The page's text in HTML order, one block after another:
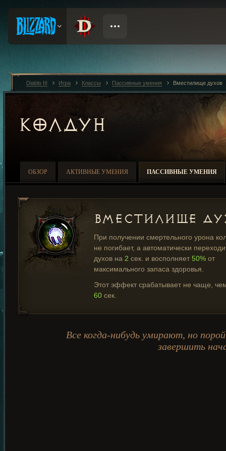
КОЛДУН
ОБЗОР АКТИВНЫЕ УМЕНИЯ ПАССИВНЫЕ УМЕНИЯ
Вместилище
При получении смертельного урона
не погибает, а автоматически
духов на 2 сек. и восполняет 50% от
максимального запаса здоровья.
Этот эффект срабатывает не чаще,
60 сек.
Все когда-нибудь умирают, но
завершить
Diablo III Игра Классы Пассивные умения Вместилище духов